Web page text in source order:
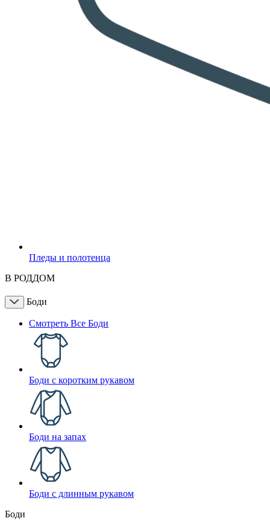
Пледы и полотенца
В РОДДОМ
Боди
Смотреть Все Боди
Боди с коротким рукавом
Боди на запах
Боди с длинным рукавом
Боди